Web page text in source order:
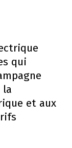
qui
la
et aux